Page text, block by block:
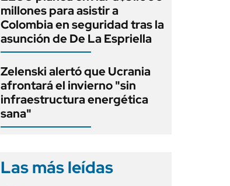
millones para asistir a
Colombia en seguridad tras la
asunción de De La Espriella
Zelenski alertó que Ucrania
afrontará el invierno "sin
infraestructura energética
sana"
Las más leídas